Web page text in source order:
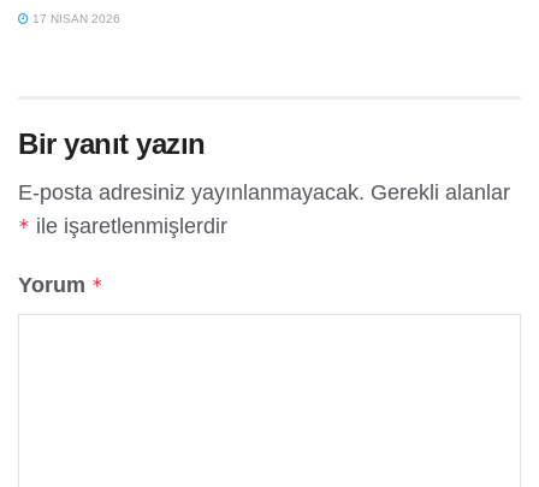
17 NISAN 2026
Bir yanıt yazın
E-posta adresiniz yayınlanmayacak. Gerekli alanlar
* ile işaretlenmişlerdir
Yorum *